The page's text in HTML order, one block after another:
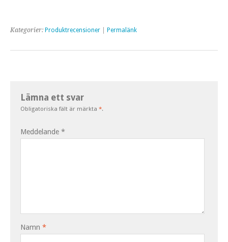
Kategorier: Produktrecensioner Permalänk
Lämna ett svar
Obligatoriska fält är märkta *.
Meddelande *
Namn *